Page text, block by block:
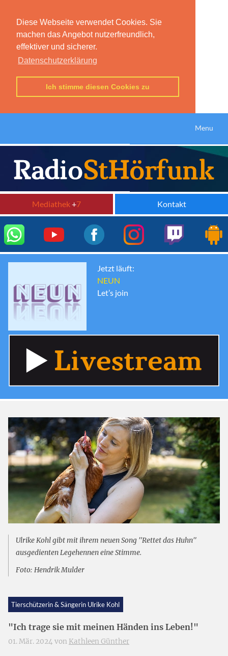
Diese Webseite verwendet Cookies. Sie
machen das Angebot nutzerfreundlich,
effektiver und sicherer.
Datenschutzerklärung
Ich stimme diesen Cookies zu
Menu
Mediathek+7 Kontakt
Jetzt läuft:
NEUN
Let’s join
Ulrike Kohl gibt mit ihrem neuen Song "Rettet das Huhn"
ausgedienten Legehennen eine Stimme.
Foto: Hendrik Mulder
Tierschützerin & Sängerin Ulrike Kohl
"Ich trage sie mit meinen Händen ins Leben!"
01. Mär. 2024 von Kathleen Günther